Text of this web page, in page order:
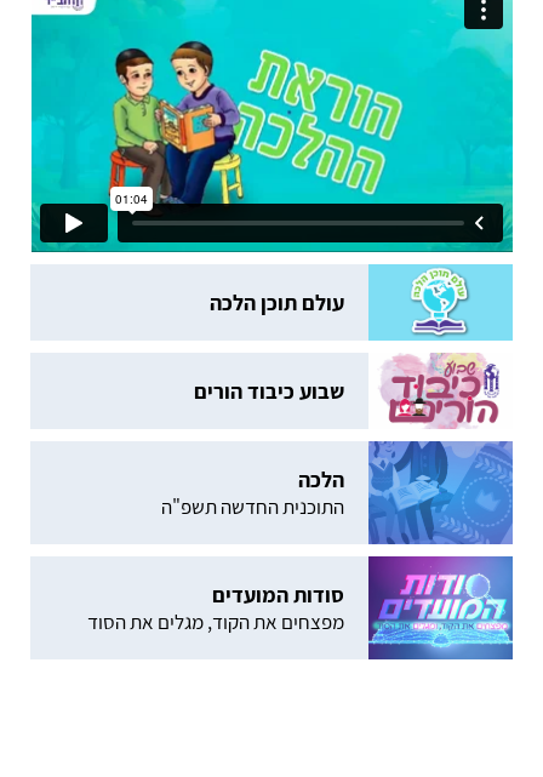
עולם תוכן הלכה
שבוע כיבוד הורים
הלכה
התוכנית החדשה תשפ"ה
סודות המועדים
מפצחים את הקוד, מגלים את הסוד